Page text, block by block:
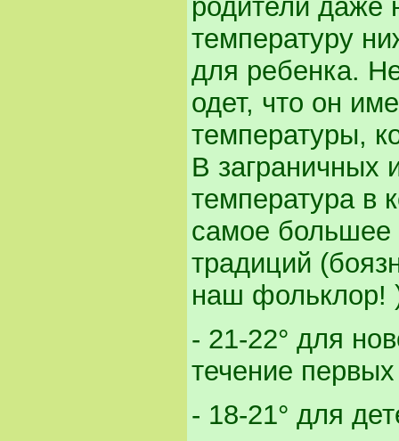
родители даже
температуру
для ребенка.
одет, что он
температуры,
В заграничных
температура в
самое большее
традиций
наш фольклор!
- 21-22° для
течение
- 18-21° для